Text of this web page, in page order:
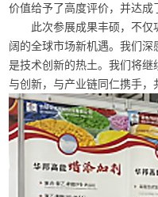
价值给予了高度评价，并达成
此次参展成果丰硕，不
阔的全球市场新机遇。我们
是技术创新的热土。我们将
与创新，与产业链同仁携手，